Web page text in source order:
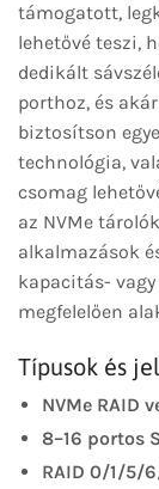
támogatott,
lehetővé teszi,
dedikált
porthoz, és
biztosítson
technológia,
csomag
az NVMe
alkalmazások
kapacitás-
megfelelően
Típusok és
NVMe RAID
8–16 portos
RAID 0/1/5/